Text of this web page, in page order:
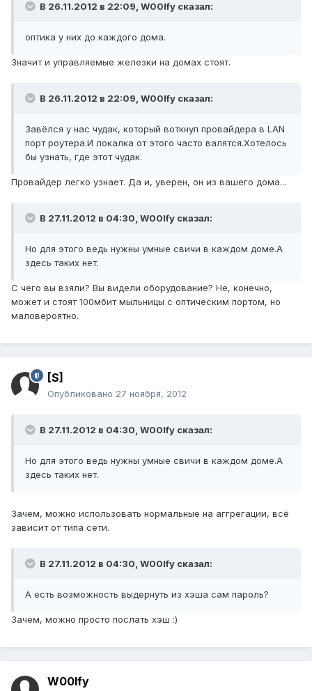
В 26.11.2012 в 22:09, W00lfy сказал:
оптика у них до каждого дома.
Значит и управляемые железки на домах стоят.
В 26.11.2012 в 22:09, W00lfy сказал:
Завёлся у нас чудак, который воткнул провайдера в LAN
порт роутера.И локалка от этого часто валятся.Хотелось
бы узнать, где этот чудак.
Провайдер легко узнает. Да и, уверен, он из вашего дома...
В 27.11.2012 в 04:30, W00lfy сказал:
Но для этого ведь нужны умные свичи в каждом доме.А
здесь таких нет.
С чего вы взяли? Вы видели оборудование? Не, конечно,
может и стоят 100мбит мыльницы с оптическим портом, но
маловероятно.
[S]
Опубликовано 27 ноября, 2012
В 27.11.2012 в 04:30, W00lfy сказал:
Но для этого ведь нужны умные свичи в каждом доме.А
здесь таких нет.
Зачем, можно использовать нормальные на аггрегации, всё
зависит от типа сети.
В 27.11.2012 в 04:30, W00lfy сказал:
А есть возможность выдернуть из хэша сам пароль?
Зачем, можно просто послать хэш :)
W00lfy